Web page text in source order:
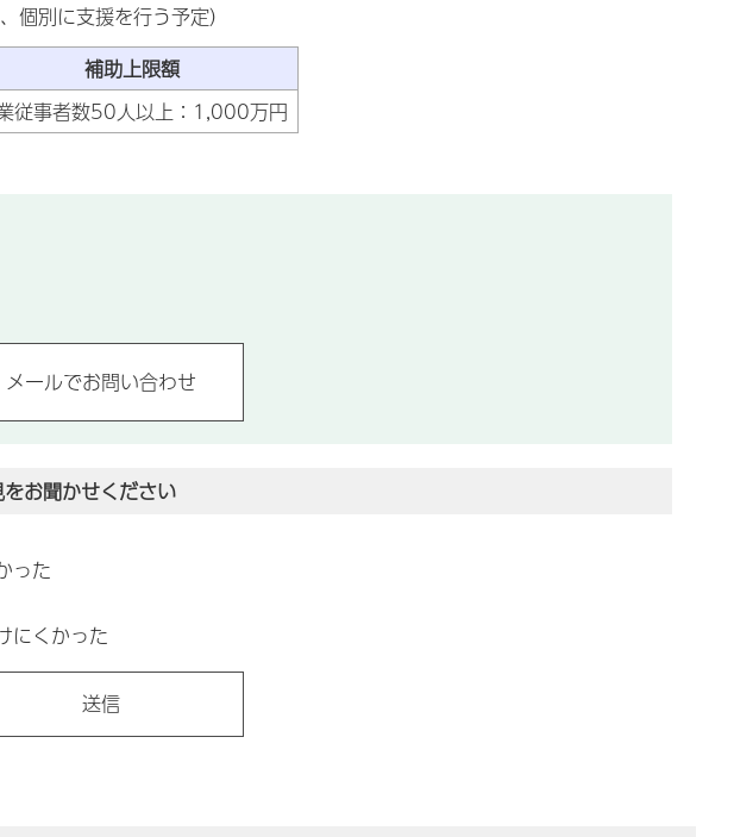
別に支援を行う予定）
補助上限額
従事者数50人以上：1,000万円
お聞かせください
った
にくかった